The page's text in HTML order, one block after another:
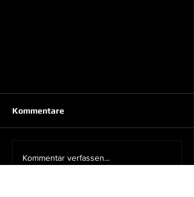
Kommentare
Kommentar verfassen...